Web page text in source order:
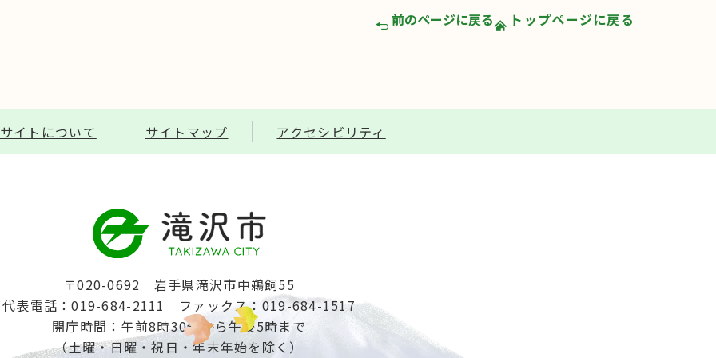
前のページに戻る トップページに戻る
イトについて サイトマップ アクセシビリティ
〒020-0692 岩手県滝沢市中鵜飼55
代表電話：019-684-2111 ファックス：019-684-1517
開庁時間：午前8時30分から午後5時まで
（土曜・日曜・祝日・年末年始を除く）